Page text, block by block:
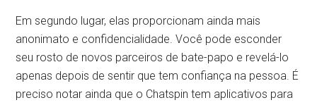
Em segundo lugar, elas proporcionam ainda mais
anonimato e confidencialidade. Você pode esconder
seu rosto de novos parceiros de bate-papo e revelá-lo
apenas depois de sentir que tem confiança na pessoa. É
preciso notar ainda que o Chatspin tem aplicativos para